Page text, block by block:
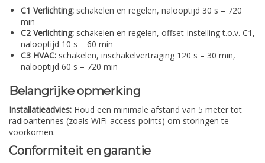
C1 Verlichting: schakelen en regelen, nalooptijd 30 s – 720
min
C2 Verlichting: schakelen en regelen, offset-instelling t.o.v. C1,
nalooptijd 10 s – 60 min
C3 HVAC: schakelen, inschakelvertraging 120 s – 30 min,
nalooptijd 60 s – 720 min
Belangrijke opmerking
Installatieadvies: Houd een minimale afstand van 5 meter tot
radioantennes (zoals WiFi-access points) om storingen te
voorkomen.
Conformiteit en garantie